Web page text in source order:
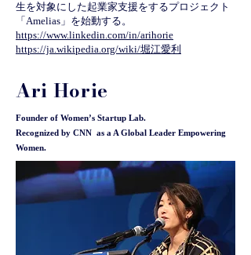
生を対象にした起業家支援をするプロジェクト
「Amelias」を始動する。
https://www.linkedin.com/in/arihorie
https://ja.wikipedia.org/wiki/堀江愛利
Ari Horie
Founder of Women’s Startup Lab.
Recognized by CNN as a A Global Leader Empowering
Women.